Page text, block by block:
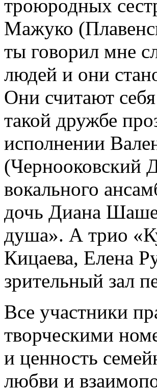
троюродных
Мажуко
ты говорил мне
людей и они
Они считают
такой дружбе
исполнении
(Чернооковский
вокального
дочь Диана
душа». А трио
Кицаева, Елена
зрительный зал
Все участники
творческими
и ценность
любви и